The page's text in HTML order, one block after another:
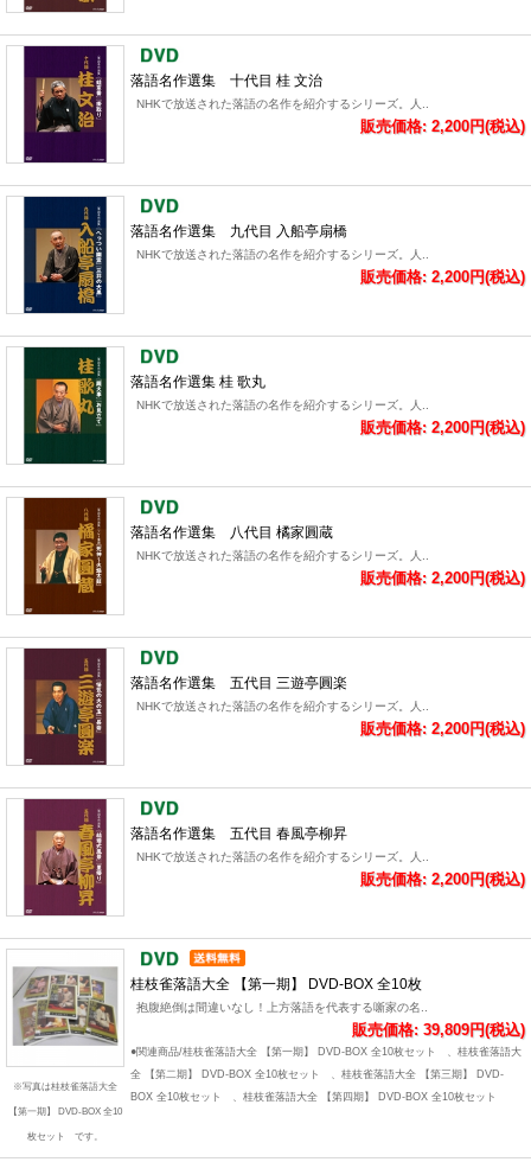
落語名作選集 十代目 桂 文治
NHKで放送された落語の名作を紹介するシリーズ。人..
販売価格: 2,200円(税込)
落語名作選集 九代目 入船亭扇橋
NHKで放送された落語の名作を紹介するシリーズ。人..
販売価格: 2,200円(税込)
落語名作選集 桂 歌丸
NHKで放送された落語の名作を紹介するシリーズ。人..
販売価格: 2,200円(税込)
落語名作選集 八代目 橘家圓蔵
NHKで放送された落語の名作を紹介するシリーズ。人..
販売価格: 2,200円(税込)
落語名作選集 五代目 三遊亭圓楽
NHKで放送された落語の名作を紹介するシリーズ。人..
販売価格: 2,200円(税込)
落語名作選集 五代目 春風亭柳昇
NHKで放送された落語の名作を紹介するシリーズ。人..
販売価格: 2,200円(税込)
※写真は桂枝雀落語大全
【第一期】 DVD-BOX 全10
枚セット です。
桂枝雀落語大全 【第一期】 DVD-BOX 全10枚
抱腹絶倒は間違いなし！上方落語を代表する噺家の名..
販売価格: 39,809円(税込)
●関連商品/桂枝雀落語大全 【第一期】 DVD-BOX 全10枚セット 、桂枝雀落語大
全 【第二期】 DVD-BOX 全10枚セット 、桂枝雀落語大全 【第三期】 DVD-
BOX 全10枚セット 、桂枝雀落語大全 【第四期】 DVD-BOX 全10枚セット